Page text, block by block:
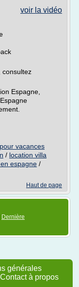
voir la vidéo
consultez
Espagne,
vacances
/ location villa
espagne /
Haut de page
Dernière
générales
Contact à propos